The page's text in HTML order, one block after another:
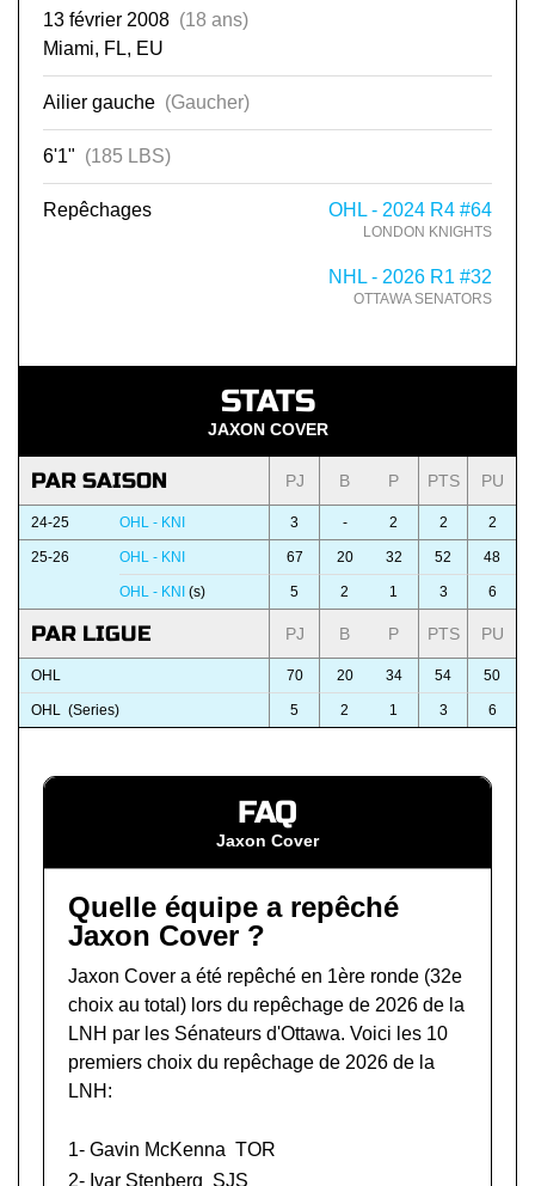
13 février 2008 (18 ans)
Miami, FL, EU
Ailier gauche (Gaucher)
6'1" (185 LBS)
Repêchages OHL - 2024 R4 #64
LONDON KNIGHTS
NHL - 2026 R1 #32
OTTAWA SENATORS
STATS
JAXON COVER
PAR SAISON PJ B P PTS PU
24-25 OHL - KNI 3 - 2 2 2
25-26 OHL - KNI 67 20 32 52 48
OHL - KNI (s) 5 2 1 3 6
PAR LIGUE PJ B P PTS PU
OHL 70 20 34 54 50
OHL (Series) 5 2 1 3 6
FAQ
Jaxon Cover
Quelle équipe a repêché
Jaxon Cover ?
Jaxon Cover a été repêché en 1ère ronde (32e
choix au total) lors du repêchage de 2026 de la
LNH par les Sénateurs d'Ottawa. Voici les 10
premiers choix du repêchage de 2026 de la
LNH:
1- Gavin McKenna TOR
2- Ivar Stenberg SJS